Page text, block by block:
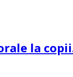
la copii.